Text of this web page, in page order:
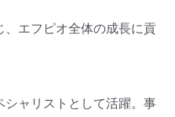
エフピオ全体の成長に貢
ャリストとして活躍。事